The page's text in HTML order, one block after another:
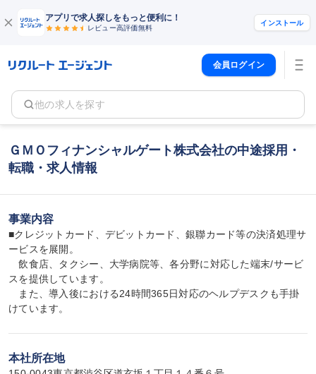
アプリで求人探しをもっと便利に！
レビュー高評価無料
インストール
会員ログイン
他の求人を探す
ＧＭＯフィナンシャルゲート株式会社の中途採用・
転職・求人情報
事業内容
■クレジットカード、デビットカード、銀聯カード等の決済処理サ
ービスを展開。
飲食店、タクシー、大学病院等、各分野に対応した端末/サービ
スを提供しています。
また、導入後における24時間365日対応のヘルプデスクも手掛
けています。
本社所在地